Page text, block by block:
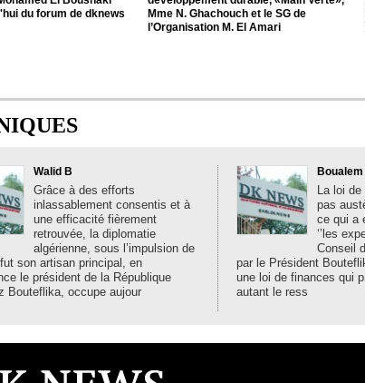
du forum de dknews
Mme N. Ghachouch et le SG de
l’Organisation M. El Amari
Walid B
Grâce à des efforts
inlassablement consentis et à
une efficacité fièrement
retrouvée, la diplomatie
algérienne, sous l’impulsion de
son artisan principal, en
le président de la République
Bouteflika, occupe aujour
La loi de
pas
ce qui a
‘’les
Conseil
par le Président
une loi de finances qui
autant le ress